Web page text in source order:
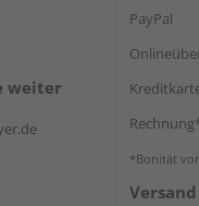
weiter
PayPal
*Bonität
Versand